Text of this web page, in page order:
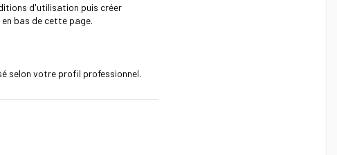
d'utilisation puis créer
bas de cette page.
selon votre profil professionnel.